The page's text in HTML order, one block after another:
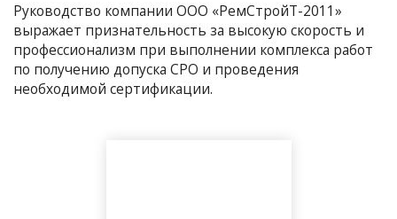
Руководство компании ООО «РемСтройТ-2011»
выражает признательность за высокую скорость и
профессионализм при выполнении комплекса работ
по получению допуска СРО и проведения
необходимой сертификации.